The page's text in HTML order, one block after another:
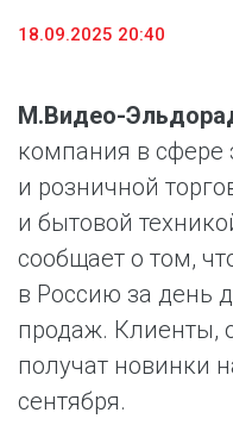
18.09.2025 20:40
М.Видео-
компания в сфере
и розничной
и бытовой
сообщает о том,
в Россию за день
продаж. Клиенты,
получат новинки
сентября.